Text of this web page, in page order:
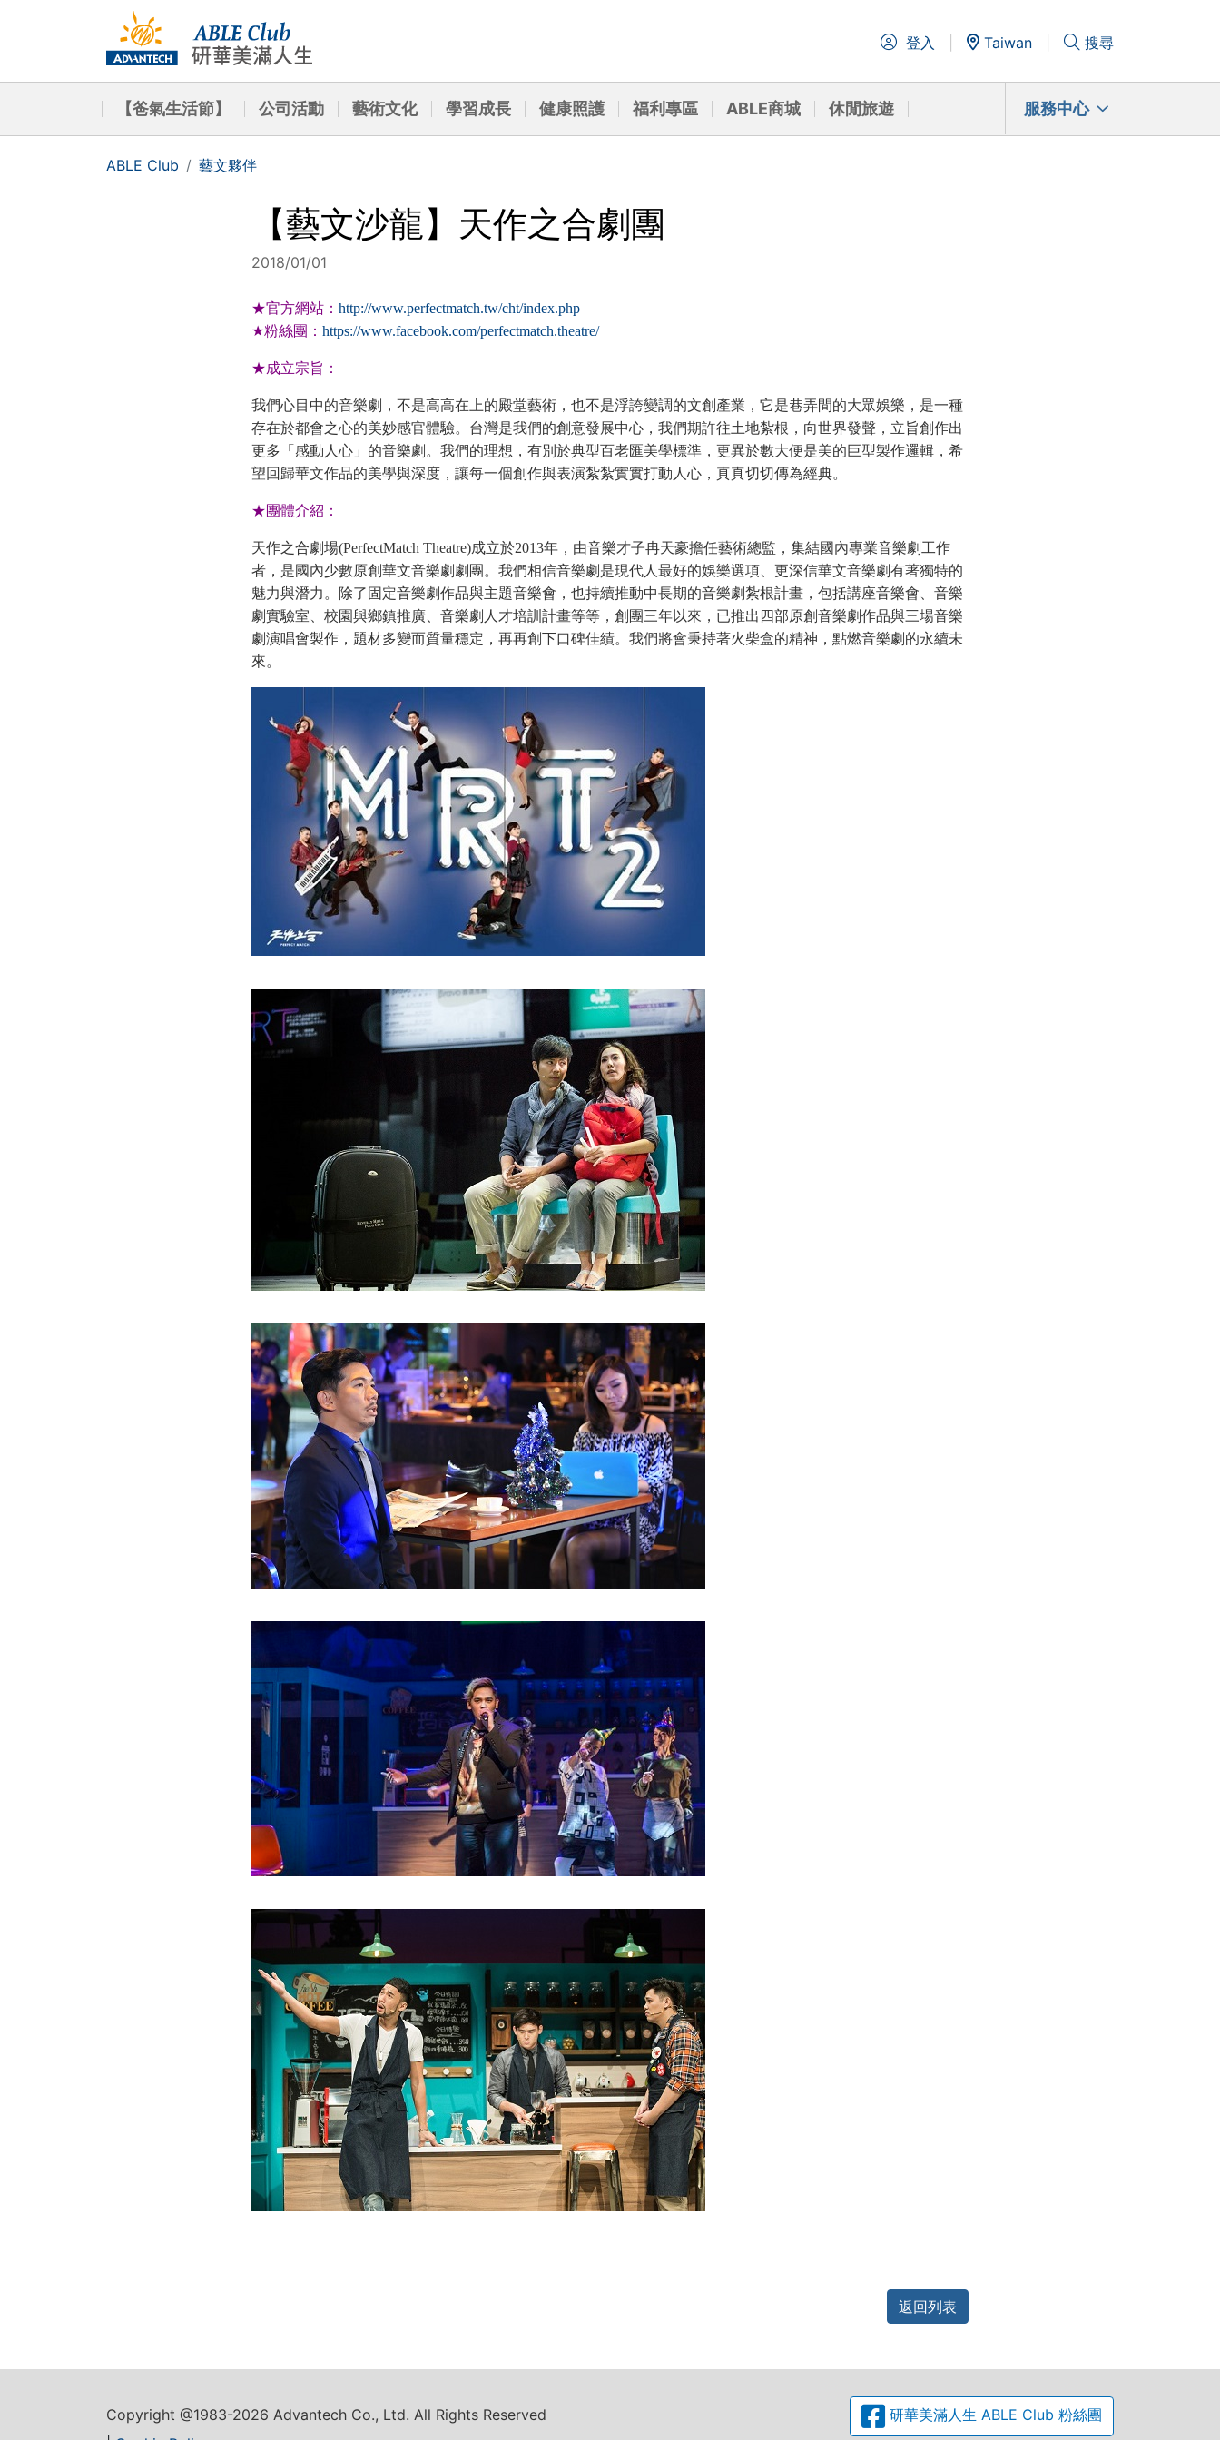
登入 Taiwan 搜尋
服務中心
【爸氣生活節】 公司活動 藝術文化 學習成長 健康照護 福利專區 ABLE商城 休閒旅遊
ABLE Club 藝文夥伴
【藝文沙龍】天作之合劇團
2018/01/01
★官方網站： http://www.perfectmatch.tw/cht/index.php
★粉絲團： https://www.facebook.com/perfectmatch.theatre/
★成立宗旨：
我們心目中的音樂劇，不是高高在上的殿堂藝術，也不是浮誇變調的文創產業，它是巷弄間的大眾娛樂，是一種
存在於都會之心的美妙感官體驗。 台灣是我們的創意發展中心，我們期許往土地紮根，向世界發聲 ， 立旨創作出
更多「感動人心」的音樂劇。 我們的理想 ，有別於典型百老匯美學標準，更異於數大便是美的巨型製作邏輯， 希
望回歸華文作品的美學與深度，讓每一個創作與表演紮紮實實打動人心，真真切切傳為經典。
★團體介紹：
天作之合劇場(PerfectMatch Theatre)成立於2013年，由音樂才子冉天豪擔任藝術總監，集結國內專業音樂劇工作
者，是國內少數原創華文音樂劇劇團。我們相信音樂劇是現代人最好的娛樂選項、更深信華文音樂劇有著獨特的
魅力與潛力。除了固定音樂劇作品與主題音樂會，也持續推動中長期的音樂劇紮根計畫，包括講座音樂會、音樂
劇實驗室、校園與鄉鎮推廣、音樂劇人才培訓計畫等等，創團三年以來，已推出四部原創音樂劇作品與三場音樂
劇演唱會製作，題材多變而質量穩定，再再創下口碑佳績。我們將會秉持著火柴盒的精神，點燃音樂劇的永續未
來。
返回列表
Copyright @1983-2026 Advantech Co., Ltd. All Rights Reserved
研華美滿人生 ABLE Club 粉絲團